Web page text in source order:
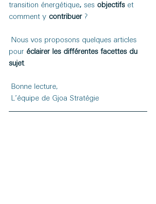
transition énergétique, ses objectifs et
comment y contribuer ?
pour éclairer les différentes facettes du
sujet.
Bonne lecture,
L’équipe de Gjoa Stratégie